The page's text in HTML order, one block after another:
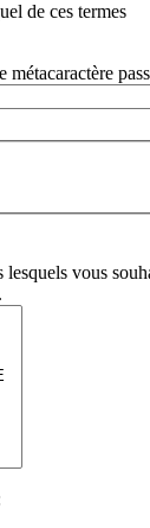
de ces termes
vous